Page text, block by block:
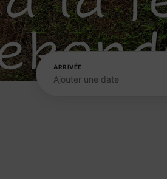
ARRIVÉE
Ajouter une date